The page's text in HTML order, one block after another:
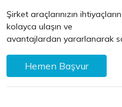
Şirket araçlarınızın
kolayca ulaşın ve
avantajlardan yararlanarak
Hemen Başvur